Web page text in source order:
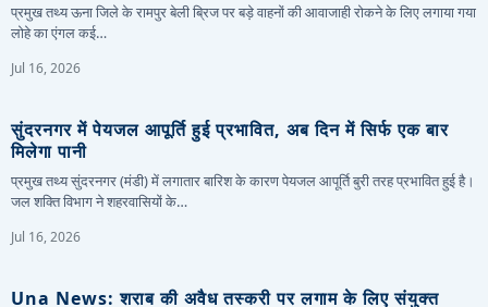
प्रमुख तथ्य ऊना जिले के रामपुर बेली ब्रिज पर बड़े वाहनों की आवाजाही रोकने के लिए लगाया गया
लोहे का एंगल कई…
Jul 16, 2026
सुंदरनगर में पेयजल आपूर्ति हुई प्रभावित, अब दिन में सिर्फ एक बार
मिलेगा पानी
प्रमुख तथ्य सुंदरनगर (मंडी) में लगातार बारिश के कारण पेयजल आपूर्ति बुरी तरह प्रभावित हुई है।
जल शक्ति विभाग ने शहरवासियों के…
Jul 16, 2026
Una News: शराब की अवैध तस्करी पर लगाम के लिए संयुक्त